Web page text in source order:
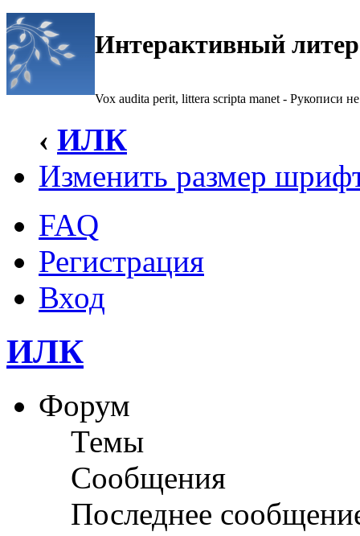
Интерактивный
Vox audita perit, littera scripta manet - Рукописи не
‹ ИЛК
Изменить размер
FAQ
Регистрация
Вход
ИЛК
Форум
Темы
Сообщения
Последнее